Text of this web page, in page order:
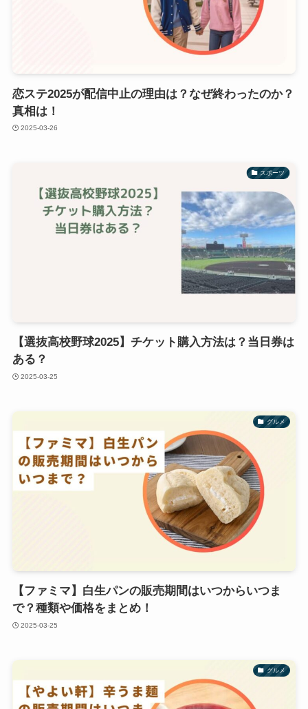
恋ステ2025が配信中止の理由は？なぜ終わったのか？
真相は！
2025-03-26
スポーツ
【選抜高校野球2025】チケット購入方法は？当日券は
ある？
2025-03-25
グルメ
【ファミマ】白生パンの販売期間はいつからいつま
で？種類や価格をまとめ！
2025-03-25
グルメ